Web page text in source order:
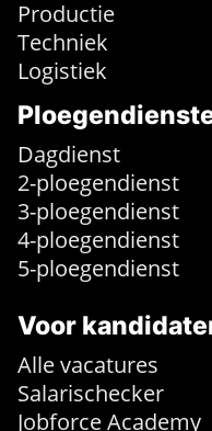
Productie
Techniek
Logistiek
Dagdienst
2-ploegendienst
3-ploegendienst
4-ploegendienst
5-ploegendienst
Voor
Alle vacatures
Salarischecker
Jobforce Academy